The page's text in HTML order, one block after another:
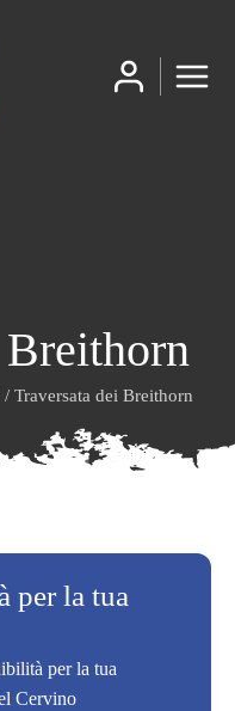
/ Traversata dei Breithorn
per la tua
per la tua
Cervino